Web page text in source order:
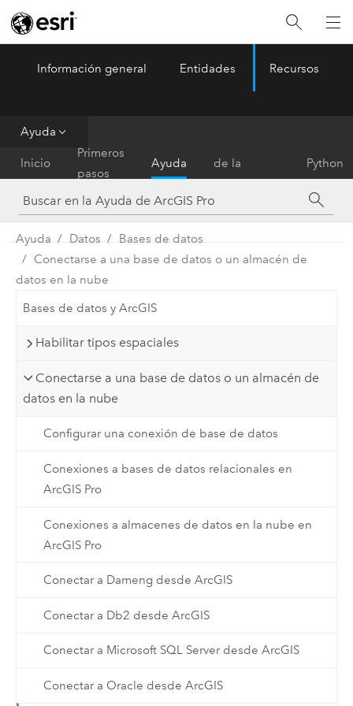
ArcGIS Pro Menu
Información general Entidades Recursos
Ayuda
Inicio
Primeros
pasos
Ayuda
de la
herramienta
Python
Ayuda Datos
Bases de datos
Conectarse a una base de datos o un almacén de
datos en la nube
Bases de datos y ArcGIS
Habilitar tipos espaciales
Conectarse a una base de datos o un almacén de
datos en la nube
Configurar una conexión de base de datos
Conexiones a bases de datos relacionales en
ArcGIS Pro
Conexiones a almacenes de datos en la nube en
ArcGIS Pro
Conectar a Dameng desde ArcGIS
Conectar a Db2 desde ArcGIS
Conectar a Microsoft SQL Server desde ArcGIS
Conectar a Oracle desde ArcGIS